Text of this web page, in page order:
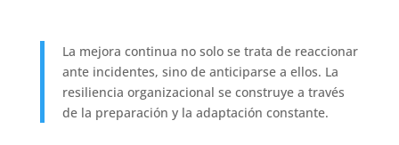
La mejora continua no solo se trata de reaccionar
ante incidentes, sino de anticiparse a ellos. La
resiliencia organizacional se construye a través
de la preparación y la adaptación constante.